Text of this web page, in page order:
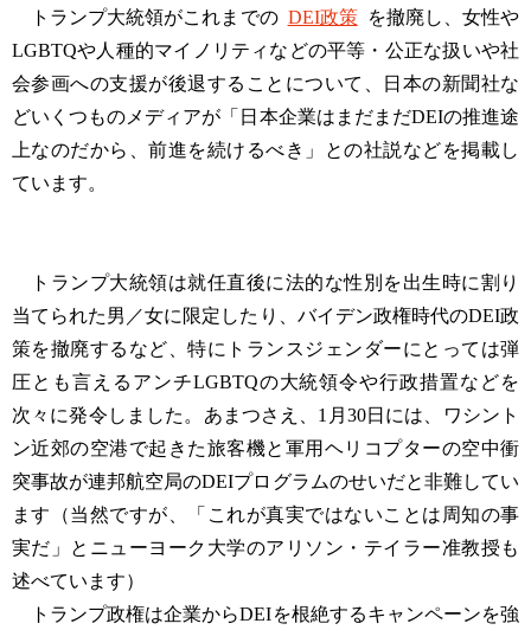
トランプ大統領がこれまでの DEI政策
を撤廃し、女性や
LGBTQや人種的マイノリティなどの平等・公正な扱いや社
会参画への支援が後退することについて、日本の新聞社な
どいくつものメディアが「日本企業はまだまだDEIの推進途
上なのだから、前進を続けるべき」との社説などを掲載し
ています。
トランプ大統領は就任直後に法的な性別を出生時に割り
当てられた男／女に限定したり、バイデン政権時代のDEI政
策を撤廃するなど、特にトランスジェンダーにとっては弾
圧とも言えるアンチLGBTQの大統領令や行政措置などを
次々に発令しました。あまつさえ、1月30日には、ワシント
ン近郊の空港で起きた旅客機と軍用ヘリコプターの空中衝
突事故が連邦航空局のDEIプログラムのせいだと非難してい
ます（当然ですが、「これが真実ではないことは周知の事
実だ」とニューヨーク大学のアリソン・テイラー准教授も
述べています）
トランプ政権は企業からDEIを根絶するキャンペーンを強